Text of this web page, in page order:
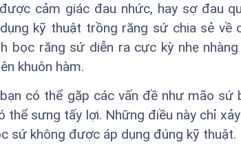
cảm giác đau nhức, hay sợ đau
kỹ thuật trồng răng sứ chia sẻ về
bọc răng sứ diễn ra cực kỳ nhẹ
khuôn hàm.
có thể gặp các vấn đề như mão sứ
thể sưng tấy lợi. Những điều này chỉ
sứ không được áp dụng đúng kỹ thuật.